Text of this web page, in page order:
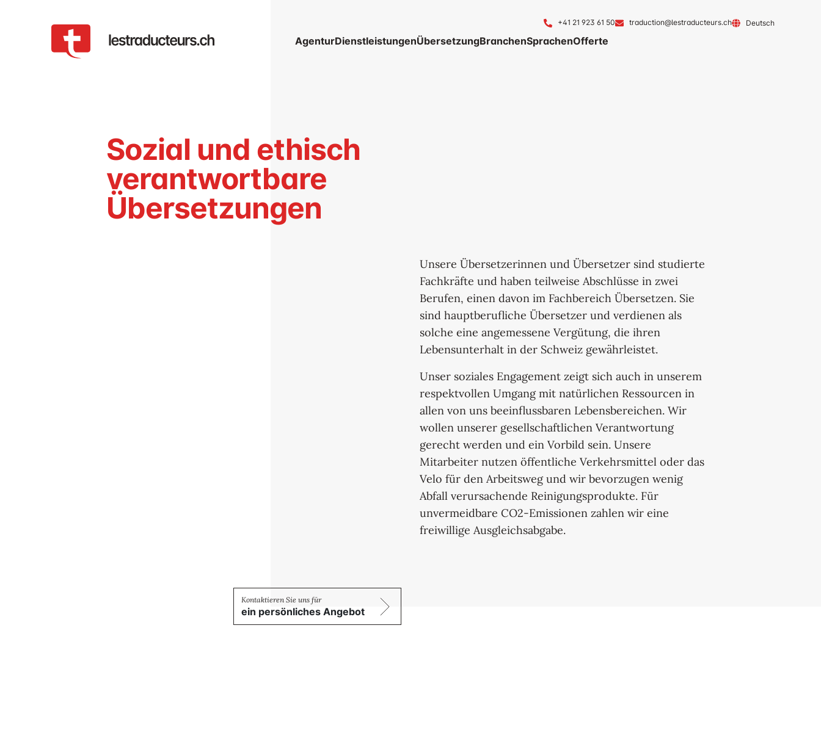
+41 21 923 61 50 traduction@lestraducteurs.ch Deutsch
AgenturDienstleistungenÜbersetzungBranchenSprachenOfferte
Sozial und ethisch
verantwortbare
Übersetzungen
Unsere Übersetzerinnen und Übersetzer sind studierte
Fachkräfte und haben teilweise Abschlüsse in zwei
Berufen, einen davon im Fachbereich Übersetzen. Sie
sind hauptberufliche Übersetzer und verdienen als
solche eine angemessene Vergütung, die ihren
Lebensunterhalt in der Schweiz gewährleistet.
Unser soziales Engagement zeigt sich auch in unserem
respektvollen Umgang mit natürlichen Ressourcen in
allen von uns beeinflussbaren Lebensbereichen. Wir
wollen unserer gesellschaftlichen Verantwortung
gerecht werden und ein Vorbild sein. Unsere
Mitarbeiter nutzen öffentliche Verkehrsmittel oder das
Velo für den Arbeitsweg und wir bevorzugen wenig
Abfall verursachende Reinigungsprodukte. Für
unvermeidbare CO2-Emissionen zahlen wir eine
freiwillige Ausgleichsabgabe.
ein persönliches Angebot